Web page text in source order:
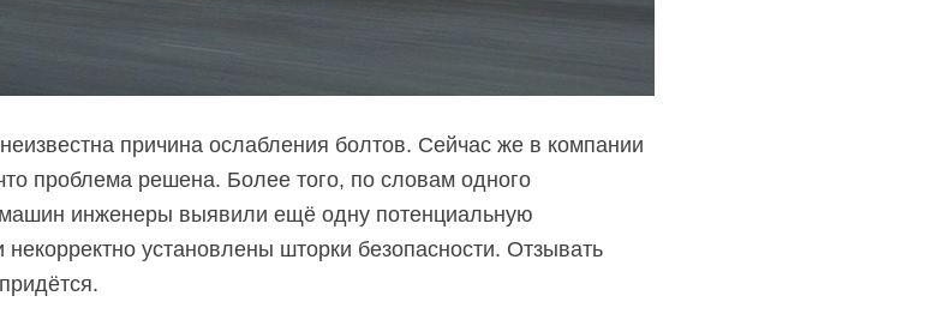
причина ослабления болтов. Сейчас же в компании
проблема решена. Более того, по словам одного
инженеры выявили ещё одну потенциальную
установлены шторки безопасности. Отзывать